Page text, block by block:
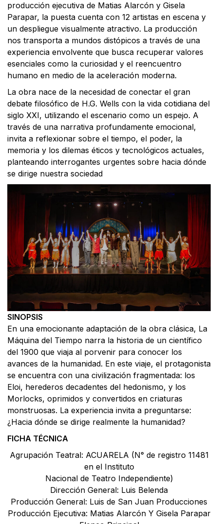
producción ejecutiva de Matias Alarcón y Gisela
Parapar, la puesta cuenta con 12 artistas en escena y
un despliegue visualmente atractivo. La producción
nos transporta a mundos distópicos a través de una
experiencia envolvente que busca recuperar valores
esenciales como la curiosidad y el reencuentro
humano en medio de la aceleración moderna.
La obra nace de la necesidad de conectar el gran
debate filosófico de H.G. Wells con la vida cotidiana del
siglo XXI, utilizando el escenario como un espejo. A
través de una narrativa profundamente emocional,
invita a reflexionar sobre el tiempo, el poder, la
memoria y los dilemas éticos y tecnológicos actuales,
planteando interrogantes urgentes sobre hacia dónde
se dirige nuestra sociedad
SINOPSIS
En una emocionante adaptación de la obra clásica, La
Máquina del Tiempo narra la historia de un científico
del 1900 que viaja al porvenir para conocer los
avances de la humanidad. En este viaje, el protagonista
se encuentra con una civilización fragmentada: los
Eloi, herederos decadentes del hedonismo, y los
Morlocks, oprimidos y convertidos en criaturas
monstruosas. La experiencia invita a preguntarse:
¿Hacia dónde se dirige realmente la humanidad?
FICHA TÉCNICA
Agrupación Teatral: ACUARELA (N° de registro 11481
en el Instituto
Nacional de Teatro Independiente)
Dirección General: Luis Belenda
Producción General: Luis de San Juan Producciones
Producción Ejecutiva: Matias Alarcón Y Gisela Parapar